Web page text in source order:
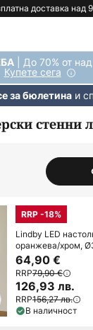
доставка над
| До 70% от
Купете сега
за бюлетинаи
стенни
RRP -18%
Lindby LED
оранжева/хром,
64,90 €
RRP79,90 €
126,93 лв.
RRP156,27 лв.
В наличност